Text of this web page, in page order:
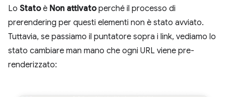
Lo Statoè Non attivatoperché il processo di
prerendering per questi elementi non è stato avviato.
Tuttavia, se passiamo il puntatore sopra i link, vediamo lo
stato cambiare man mano che ogni URL viene pre-
renderizzato: